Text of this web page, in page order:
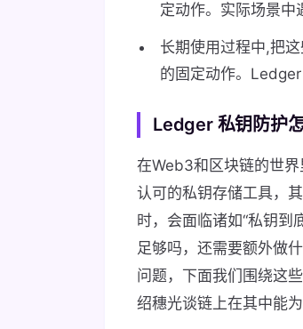
定动作。实际场景中
长期使用过程中,把
的固定动作。Ledger
Ledger 私钥防护
在Web3和区块链的世
认可的私钥存储工具，
时，会面临诸如“私钥到
足够吗，还需要额外做
问题，下面我们围绕这
绍穗光谈链上在其中能